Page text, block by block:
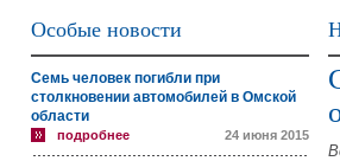
Особые новости
Семь человек погибли при
столкновении автомобилей в Омской
области
подробнее 24 июня 2015